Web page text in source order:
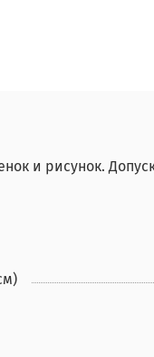
и рисунок.